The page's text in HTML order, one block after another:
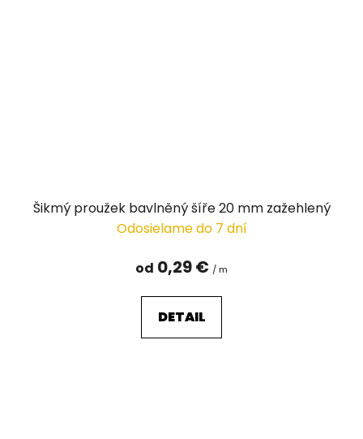
Šikmý proužek bavlněný šíře 20 mm zažehlený
Odosielame do 7 dní
od 0,29 € / m
DETAIL